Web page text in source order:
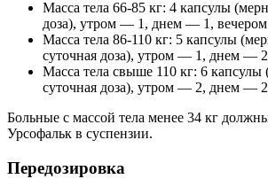
Масса тела 66-85 кг: 4 капсулы
доза), утром — 1, днем — 1,
Масса тела 86-110 кг: 5 капсулы
суточная доза), утром — 1, днем —
Масса тела свыше 110 кг: 6
суточная доза), утром — 2, днем —
Больные с массой тела менее 34 кг
Урсофальк в суспензии.
Передозировка